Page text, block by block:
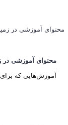
محتوای آموزشی در
آموزش‌هایی که